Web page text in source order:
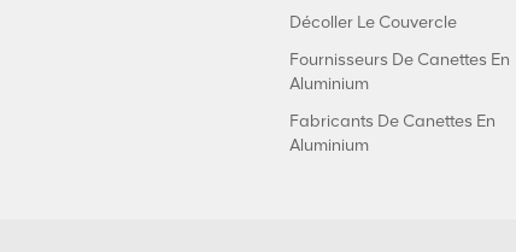
Décoller Le Couvercle
Fournisseurs De Canettes En
Aluminium
Fabricants De Canettes En
Aluminium